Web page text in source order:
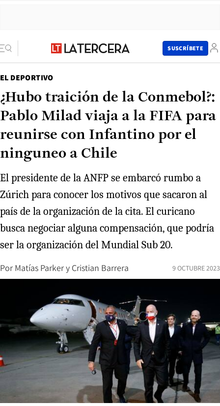
SUSCRÍBETE
EL DEPORTIVO
¿Hubo traición de la Conmebol?:
Pablo Milad viaja a la FIFA para
reunirse con Infantino por el
ninguneo a Chile
El presidente de la ANFP se embarcó rumbo a
Zúrich para conocer los motivos que sacaron al
país de la organización de la cita. El curicano
busca negociar alguna compensación, que podría
ser la organización del Mundial Sub 20.
Por Matías Parkery Cristian Barrera 9 OCTUBRE 2023